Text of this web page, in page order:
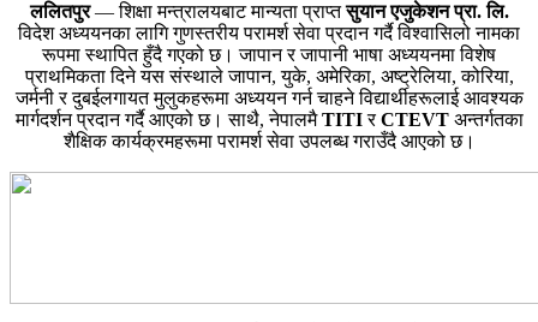
ललितपुर— शिक्षा मन्त्रालयबाट मान्यता प्राप्तसुयान एजुकेशन प्रा. लि.
विदेश अध्ययनका लागि गुणस्तरीय परामर्श सेवा प्रदान गर्दै विश्वासिलो नामका
रूपमा स्थापित हुँदै गएको छ। जापान र जापानी भाषा अध्ययनमा विशेष
प्राथमिकता दिने यस संस्थाले जापान, युके, अमेरिका, अष्ट्रेलिया, कोरिया,
जर्मनी र दुबईलगायत मुलुकहरूमा अध्ययन गर्न चाहने विद्यार्थीहरूलाई आवश्यक
मार्गदर्शन प्रदान गर्दै आएको छ। साथै, नेपालमैTITIरCTEVTअन्तर्गतका
शैक्षिक कार्यक्रमहरूमा परामर्श सेवा उपलब्ध गराउँदै आएको छ।